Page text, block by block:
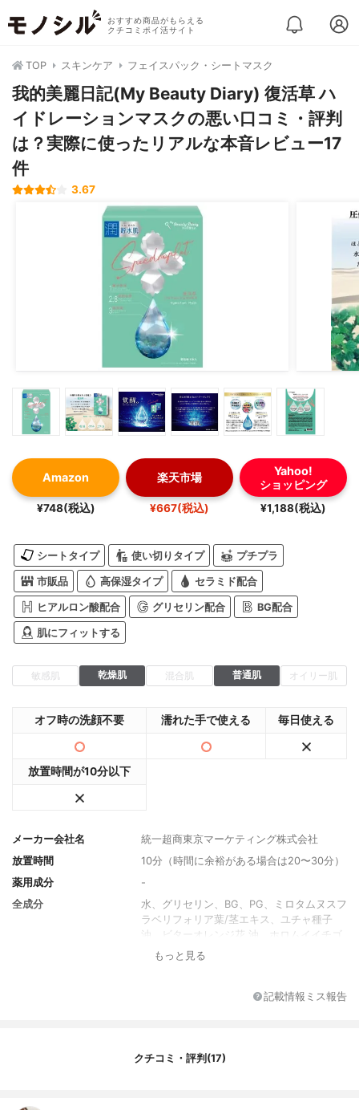
おすすめ商品がもらえる
クチコミポイ活サイト
TOP スキンケア フェイスパック・シートマスク
我的美麗日記(My Beauty Diary) 復活草 ハ
イドレーションマスクの悪い口コミ・評判
は？実際に使ったリアルな本音レビュー17
件
3.67
Amazon
¥748(税込)
楽天市場
¥667(税込)
Yahoo!
ショッピング
¥1,188(税込)
シートタイプ 使い切りタイプ プチプラ
市販品 高保湿タイプ セラミド配合
ヒアルロン酸配合 グリセリン配合 BG配合
肌にフィットする
敏感肌 乾燥肌 混合肌 普通肌 オイリー肌
オフ時の洗顔不要 濡れた手で使える 毎日使える
放置時間が10分以下
メーカー会社名
統一超商東京マーケティング株式会社
放置時間
10分（時間に余裕がある場合は20〜30分）
薬用成分
-
全成分
水、グリセリン、BG、PG、ミロタムヌスフ
ラベリフォリア葉/茎エキス、ユチャ種子
油、ビターオレンジ花 油、ホロムイイチゴ
種子油、メドウフォーム種子油、アルニカ
ンゴシン、パンテノール、アスコルビン
リグルタミン酸N a、乳酸Na、PCA-Na、ヒ
もっと見る
記載情報ミス報告
クチコミ・評判(17)